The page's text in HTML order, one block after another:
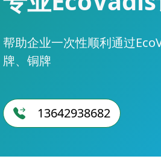
帮助企业一次性顺利通过
牌、铜牌
13642938682